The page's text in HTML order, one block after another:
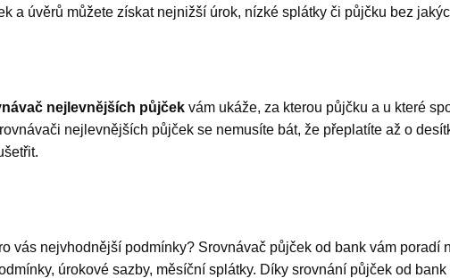
a úvěrů můžete získat nejnižší úrok, nízké splátky či půjčku bez
nejlevnějších půjček vám ukáže, za kterou půjčku a u které
nejlevnějších půjček se nemusíte bát, že přeplatíte až o
vás nejvhodnější podmínky? Srovnávač půjček od bank vám poradí
úrokové sazby, měsíční splátky. Díky srovnání půjček od bank